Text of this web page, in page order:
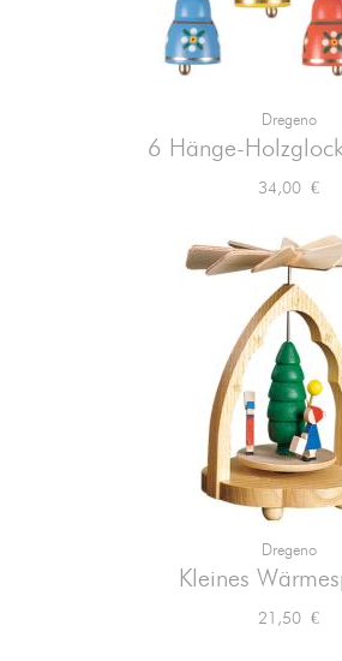
Dregeno
6 Hänge-
Preis
34,00 €
Vorschau
Dregeno
Kleines
Preis
21,50 €
Vorschau